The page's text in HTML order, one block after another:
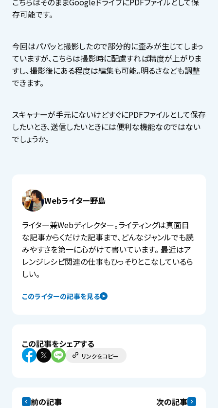
存可能です。
今回はパパッと撮影したので部分的に歪みが生じてしまっ
ていますが、こちらは撮影時に配慮すれば精度が上がりま
すし、撮影後にある程度は編集も可能。明るさなども調整
できます。
スキャナーが手元にないけどすぐにPDFファイルとして保存
したいとき、送信したいときには便利な機能なのではない
でしょうか。
Webライター野島
このライターの記事を見る
ライター兼Webディレクター。ライティングは真面目
な記事からくだけた記事まで、どんなジャンルでも読
みやすさを第一に心がけて書いています。 最近はア
レンジレシピ関連の仕事もひっそりとこなしているら
しい。
この記事をシェアする
リンクをコピー
前の記事 次の記事